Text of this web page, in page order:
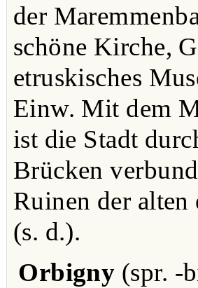
der
schöne Kirche,
etruskisches
Einw. Mit dem
ist die Stadt
Brücken
Ruinen der
(s. d.).
Orbigny (spr. -